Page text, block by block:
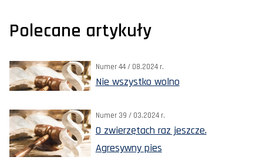
Polecane artykuły
Numer 44 / 08.2024 r.
Nie wszystko wolno
Numer 39 / 03.2024 r.
O zwierzętach raz jeszcze.
Agresywny pies